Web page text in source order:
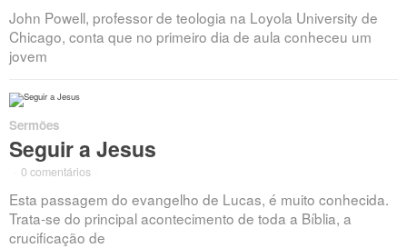
John Powell, professor de teologia na Loyola University de
Chicago, conta que no primeiro dia de aula conheceu um
jovem
Sermões
Seguir a Jesus
0 comentários
Esta passagem do evangelho de Lucas, é muito conhecida.
Trata-se do principal acontecimento de toda a Bíblia, a
crucificação de